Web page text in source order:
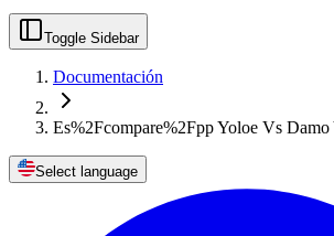
Toggle Sidebar
Documentación
Es%2Fcompare%2Fpp Yoloe Vs Damo
Select language